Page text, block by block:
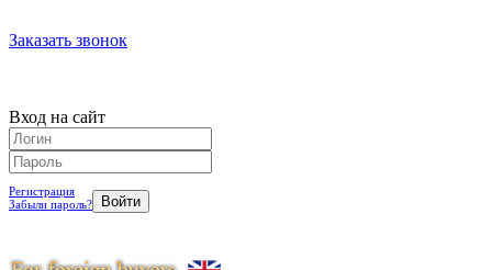
Заказать звонок
Вход на сайт
Регистрация
Забыли пароль?